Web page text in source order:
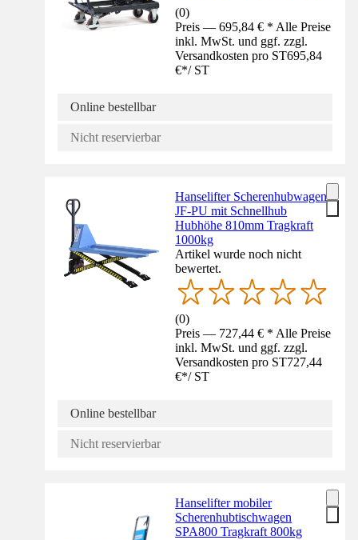
(0)
Preis — 695,84 € * Alle Preise
inkl. MwSt. und ggf. zzgl.
Versandkosten pro ST695,84
€*/ ST
Online bestellbar
Nicht reservierbar
Hanselifter Scherenhubwagen
JF-PU mit Schnellhub
Hubhöhe 810mm Tragkraft
1000kg
Artikel wurde noch nicht
bewertet.
(0)
Preis — 727,44 € * Alle Preise
inkl. MwSt. und ggf. zzgl.
Versandkosten pro ST727,44
€*/ ST
Online bestellbar
Nicht reservierbar
Hanselifter mobiler
Scherenhubtischwagen
SPA800 Tragkraft 800kg